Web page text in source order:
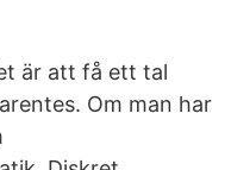
är att få ett tal
Om man har